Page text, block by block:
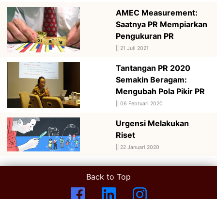
AMEC Measurement:
Saatnya PR Mempiarkan
Pengukuran PR
21 Juli 2021
Tantangan PR 2020
Semakin Beragam:
Mengubah Pola Pikir PR
06 Februari 2020
Urgensi Melakukan
Riset
22 Januari 2020
Back to Top